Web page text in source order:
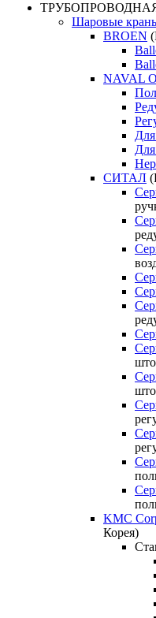
Шаровые
BROEN
NAVAL
Для
СИТАЛ
KMC
Корея)